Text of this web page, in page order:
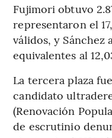
Fujimori obtuvo
representaron el
válidos, y Sánchez
equivalentes al
La tercera plaza
candidato
(Renovación
de escrutinio